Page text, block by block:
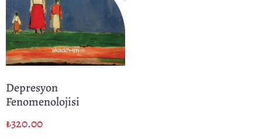
Depresyon
Fenomenolojisi
₺320.00